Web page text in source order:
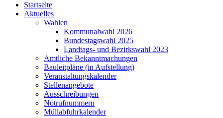
Startseite
Aktuelles
Wahlen
Kommunalwahl 2026
Bundestagswahl 2025
Landtags- und Bezirkswahl 2023
Amtliche Bekanntmachungen
Bauleitpläne (in Aufstellung)
Veranstaltungskalender
Stellenangebote
Ausschreibungen
Notrufnummern
Müllabfuhrkalender